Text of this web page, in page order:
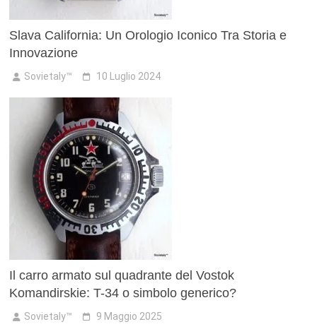
Slava California: Un Orologio Iconico Tra Storia e
Innovazione
Sovietaly™ 10 Luglio 2024
Il carro armato sul quadrante del Vostok
Komandirskie: T-34 o simbolo generico?
Sovietaly™ 9 Maggio 2025